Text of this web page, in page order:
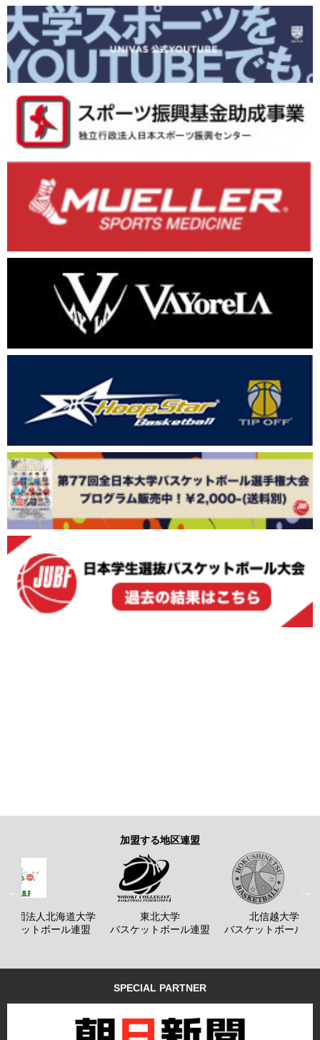
加盟する地区連盟
社団法人北海道大学
ケットボール連盟
東北大学
バスケットボール連盟
北信越大学
バスケットボール連
SPECIAL PARTNER